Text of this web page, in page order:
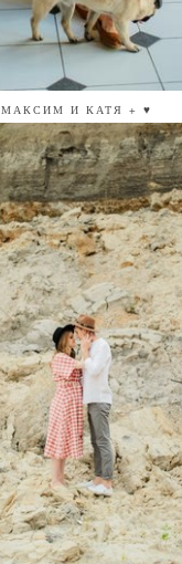
МАКСИМ И КАТЯ + ♥